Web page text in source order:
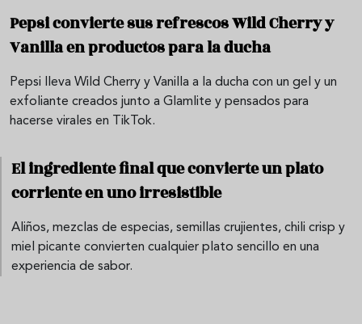
Pepsi convierte sus refrescos Wild Cherry y
Vanilla en productos para la ducha
Pepsi lleva Wild Cherry y Vanilla a la ducha con un gel y un
exfoliante creados junto a Glamlite y pensados para
hacerse virales en TikTok.
El ingrediente final que convierte un plato
corriente en uno irresistible
Aliños, mezclas de especias, semillas crujientes, chili crisp y
miel picante convierten cualquier plato sencillo en una
experiencia de sabor.